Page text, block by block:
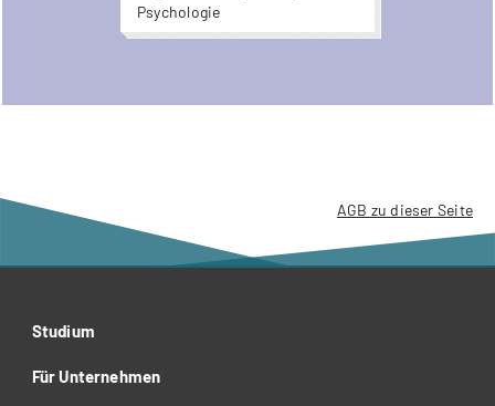
Psychologie
AGB zu dieser Seite
Studium
Für Unternehmen